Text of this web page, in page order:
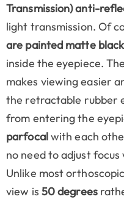
Transmission) anti-
light transmission. Of
are painted matte black
inside the eyepiece.
makes viewing easier
the retractable rubber
from entering the
parfocalwith each
no need to adjust
Unlike most
view is 50 degrees